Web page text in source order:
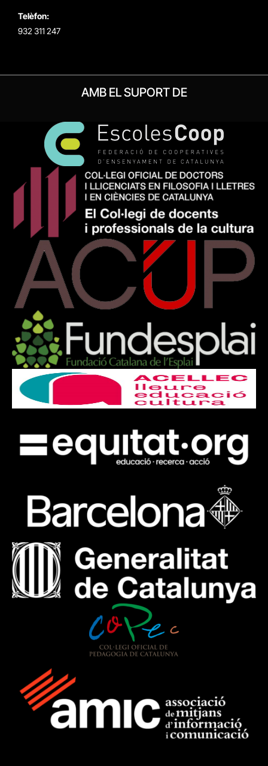
Telèfon:
932 311 247
AMB EL SUPORT DE